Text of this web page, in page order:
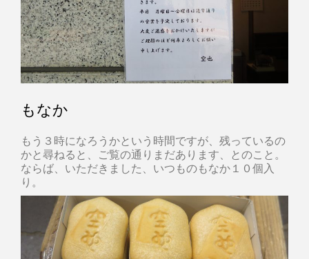
もなか
もう３時になろうかという時間ですが、残っているの
かと尋ねると、ご覧の通りまだあります、とのこと。
ならば、いただきました、いつものもなか１０個入
り。